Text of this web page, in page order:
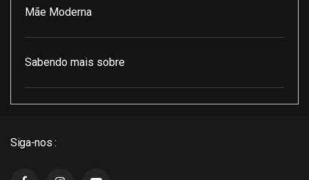
Mãe Moderna
Sabendo mais sobre
Siga-nos :